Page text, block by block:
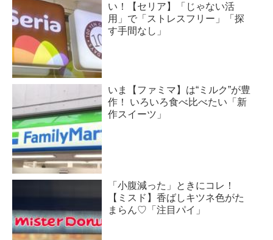
い！【セリア】「じゃない活
用」で「ストレスフリー」「探
す手間なし」
いま【ファミマ】は“ミルク”が豊
作！ いろいろ食べ比べたい「新
作スイーツ」
「小腹減った」ときにコレ！
【ミスド】香ばしキツネ色がた
まらん♡「注目パイ」